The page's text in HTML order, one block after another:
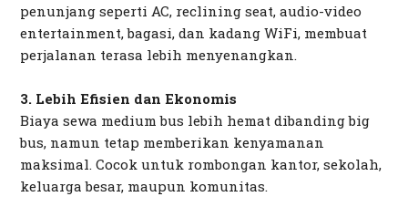
penunjang seperti AC, reclining seat, audio-video
entertainment, bagasi, dan kadang WiFi, membuat
perjalanan terasa lebih menyenangkan.
3. Lebih Efisien dan Ekonomis
Biaya sewa medium bus lebih hemat dibanding big
bus, namun tetap memberikan kenyamanan
maksimal. Cocok untuk rombongan kantor, sekolah,
keluarga besar, maupun komunitas.